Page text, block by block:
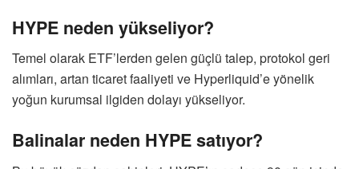
HYPE neden yükseliyor?
Temel olarak ETF’lerden gelen güçlü talep, protokol geri
alımları, artan ticaret faaliyeti ve Hyperliquid’e yönelik
yoğun kurumsal ilgiden dolayı yükseliyor.
Balinalar neden HYPE satıyor?